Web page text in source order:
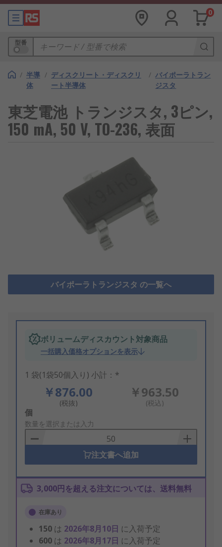
0
型番
/ 半導
体
/ ディスクリート・ディスクリ
ート半導体
/ バイポーラトラン
ジスタ
東芝電池 トランジスタ, 3ピン,
150 mA, 50 V, TO-236, 表面
バイポーラトランジスタ の一覧へ
ボリュームディスカウント対象商品
一括購入価格オプションを表示
1 袋(1袋50個入り) 小計：*
￥876.00
(税抜)
￥963.50
(税込)
Add
to
Basket
個
数量を選択または入力
注文書へ追加
3,000円を超える注文については、送料無料
在庫あり
150 は 2026年8月10日 に入荷予定
600 は 2026年8月17日 に入荷予定